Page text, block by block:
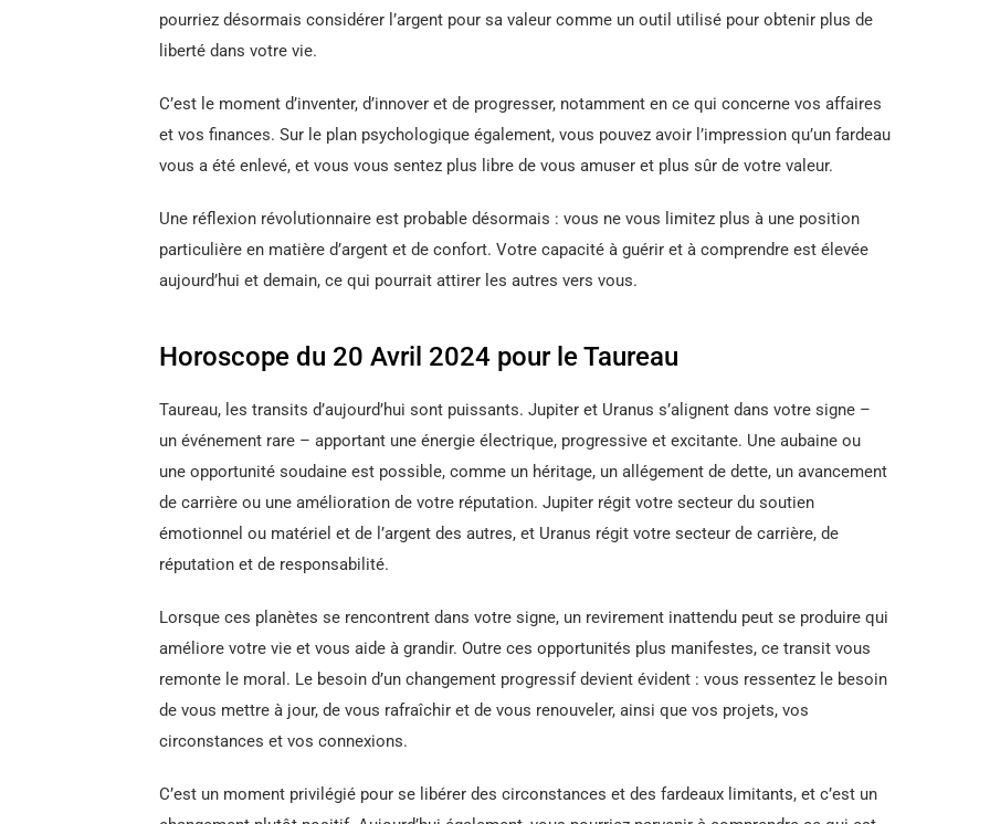
pourriez désormais considérer l’argent pour sa valeur comme un outil utilisé pour obtenir plus de
liberté dans votre vie.
C’est le moment d’inventer, d’innover et de progresser, notamment en ce qui concerne vos affaires
et vos finances. Sur le plan psychologique également, vous pouvez avoir l’impression qu’un fardeau
vous a été enlevé, et vous vous sentez plus libre de vous amuser et plus sûr de votre valeur.
Une réflexion révolutionnaire est probable désormais : vous ne vous limitez plus à une position
particulière en matière d’argent et de confort. Votre capacité à guérir et à comprendre est élevée
aujourd’hui et demain, ce qui pourrait attirer les autres vers vous.
Horoscope du 20 Avril 2024 pour le Taureau
Taureau, les transits d’aujourd’hui sont puissants. Jupiter et Uranus s’alignent dans votre signe –
un événement rare – apportant une énergie électrique, progressive et excitante. Une aubaine ou
une opportunité soudaine est possible, comme un héritage, un allégement de dette, un avancement
de carrière ou une amélioration de votre réputation. Jupiter régit votre secteur du soutien
émotionnel ou matériel et de l’argent des autres, et Uranus régit votre secteur de carrière, de
réputation et de responsabilité.
Lorsque ces planètes se rencontrent dans votre signe, un revirement inattendu peut se produire qui
améliore votre vie et vous aide à grandir. Outre ces opportunités plus manifestes, ce transit vous
remonte le moral. Le besoin d’un changement progressif devient évident : vous ressentez le besoin
de vous mettre à jour, de vous rafraîchir et de vous renouveler, ainsi que vos projets, vos
circonstances et vos connexions.
C’est un moment privilégié pour se libérer des circonstances et des fardeaux limitants, et c’est un